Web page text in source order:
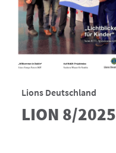
Lions Deutschland
LION 8/2025